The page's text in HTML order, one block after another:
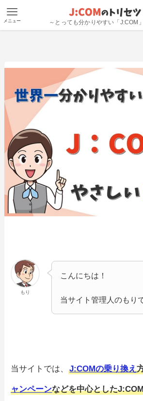
～とっても分かりやすい「J:COM
メニュー
もり
こんにちは！
当サイト管理人のもり
当サイトでは、J:COMの乗り換え
ャンペーンなどを中心とした